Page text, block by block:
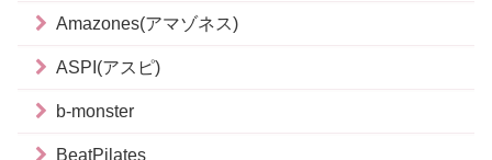
Amazones(アマゾネス)
ASPI(アスピ)
b-monster
BeatPilates